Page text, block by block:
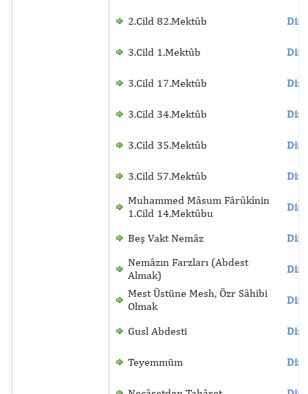
2.Cild 82.Mektûb
3.Cild 1.Mektûb
3.Cild 17.Mektûb
3.Cild 34.Mektûb
3.Cild 35.Mektûb
3.Cild 57.Mektûb
Muhammed Mâsum Fârûkînin
1.Cild 14.Mektûbu
Beş Vakt Nemâz
Nemâzın Farzları (Abdest
Almak)
Mest Üstüne Mesh, Özr Sâhibi
Olmak
Gusl Abdesti
Teyemmüm